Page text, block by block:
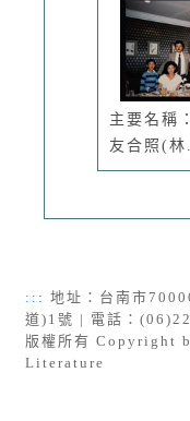
主要名稱
友合照(
::: 地址：台南市
道)1號 | 電話：
版權所有 Copyright
Literature